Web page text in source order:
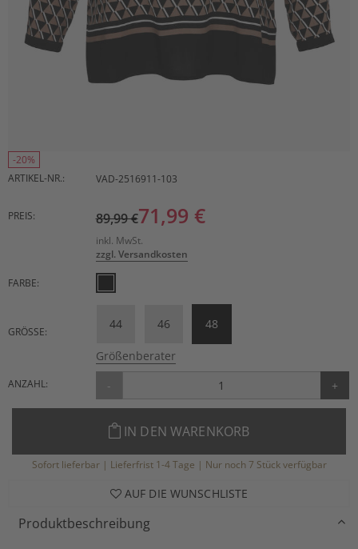
-20%
ARTIKEL-NR.:
VAD-2516911-103
PREIS: 89,99 €71,99 €
inkl. MwSt.
zzgl. Versandkosten
FARBE:
GRÖSSE:
44 46 48
Größenberater
ANZAHL: - +
IN DEN WARENKORB
Sofort lieferbar | Lieferfrist 1-4 Tage | Nur noch 7 Stück verfügbar
AUF DIE WUNSCHLISTE
Produktbeschreibung